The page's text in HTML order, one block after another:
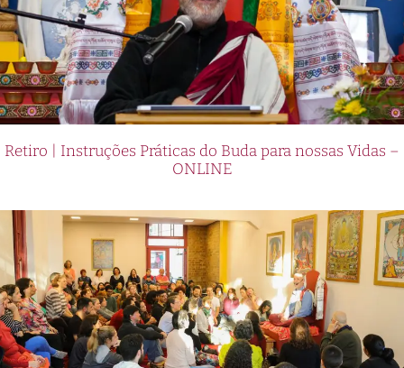
Retiro | Instruções Práticas do Buda para nossas Vidas –
ONLINE